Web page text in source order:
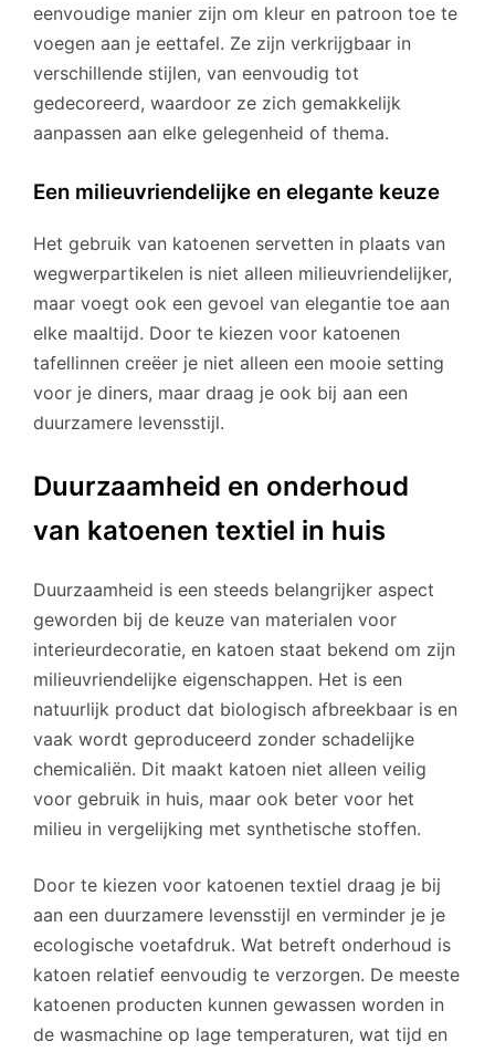
eenvoudige manier zijn om kleur en patroon toe te
voegen aan je eettafel. Ze zijn verkrijgbaar in
verschillende stijlen, van eenvoudig tot
gedecoreerd, waardoor ze zich gemakkelijk
aanpassen aan elke gelegenheid of thema.
Een milieuvriendelijke en elegante keuze
Het gebruik van katoenen servetten in plaats van
wegwerpartikelen is niet alleen milieuvriendelijker,
maar voegt ook een gevoel van elegantie toe aan
elke maaltijd. Door te kiezen voor katoenen
tafellinnen creëer je niet alleen een mooie setting
voor je diners, maar draag je ook bij aan een
duurzamere levensstijl.
Duurzaamheid en onderhoud
van katoenen textiel in huis
Duurzaamheid is een steeds belangrijker aspect
geworden bij de keuze van materialen voor
interieurdecoratie, en katoen staat bekend om zijn
milieuvriendelijke eigenschappen. Het is een
natuurlijk product dat biologisch afbreekbaar is en
vaak wordt geproduceerd zonder schadelijke
chemicaliën. Dit maakt katoen niet alleen veilig
voor gebruik in huis, maar ook beter voor het
milieu in vergelijking met synthetische stoffen.
Door te kiezen voor katoenen textiel draag je bij
aan een duurzamere levensstijl en verminder je je
ecologische voetafdruk. Wat betreft onderhoud is
katoen relatief eenvoudig te verzorgen. De meeste
katoenen producten kunnen gewassen worden in
de wasmachine op lage temperaturen, wat tijd en